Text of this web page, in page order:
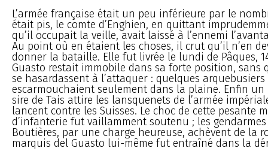
L’armée française était un peu inférieure par le
était pis, le comte d’Enghien, en quittant
qu’il occupait la veille, avait laissé à l’ennemi
Au point où en étaient les choses, il crut qu’il n’en
donner la bataille. Elle fut livrée le lundi de Pâques,
Guasto restait immobile dans sa forte position, sans
se hasardassent à l’attaquer : quelques arquebusiers
escarmouchaient seulement dans la plaine. Enfin
sire de Tais attire les lansquenets de l’armée
lancent contre les Suisses. Le choc de cette pesante
d’infanterie fut vaillamment soutenu ; les
Boutières, par une charge heureuse, achèvent de la
marquis del Guasto lui-même fut entraîné dans la